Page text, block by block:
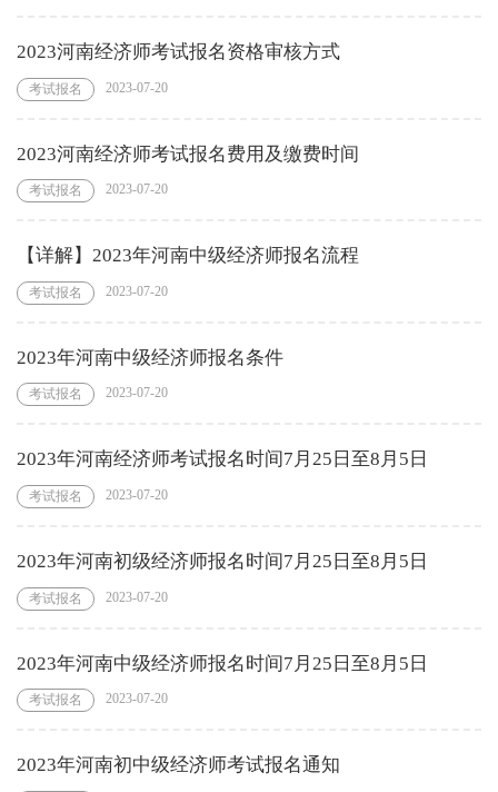
2023河南经济师考试报名资格审核方式
考试报名 2023-07-20
2023河南经济师考试报名费用及缴费时间
考试报名 2023-07-20
【详解】2023年河南中级经济师报名流程
考试报名 2023-07-20
2023年河南中级经济师报名条件
考试报名 2023-07-20
2023年河南经济师考试报名时间7月25日至8月5日
考试报名 2023-07-20
2023年河南初级经济师报名时间7月25日至8月5日
考试报名 2023-07-20
2023年河南中级经济师报名时间7月25日至8月5日
考试报名 2023-07-20
2023年河南初中级经济师考试报名通知